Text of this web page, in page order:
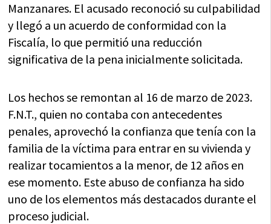
Manzanares. El acusado reconoció su culpabilidad
y llegó a un acuerdo de conformidad con la
Fiscalía, lo que permitió una reducción
significativa de la pena inicialmente solicitada.
Los hechos se remontan al 16 de marzo de 2023.
F.N.T., quien no contaba con antecedentes
penales, aprovechó la confianza que tenía con la
familia de la víctima para entrar en su vivienda y
realizar tocamientos a la menor, de 12 años en
ese momento. Este abuso de confianza ha sido
uno de los elementos más destacados durante el
proceso judicial.